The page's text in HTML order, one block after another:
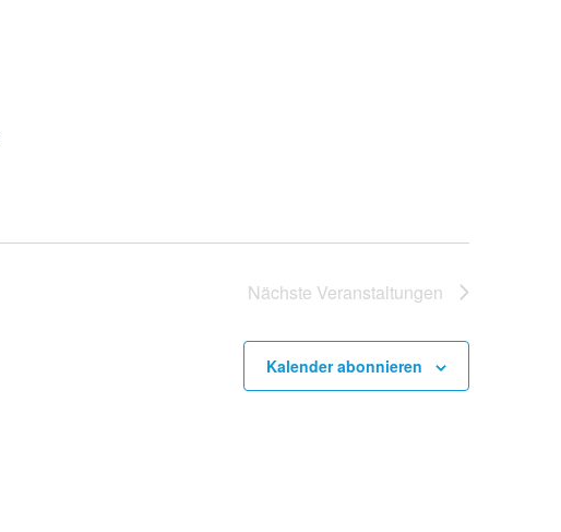
Nächste Veranstaltungen
Kalender abonnieren